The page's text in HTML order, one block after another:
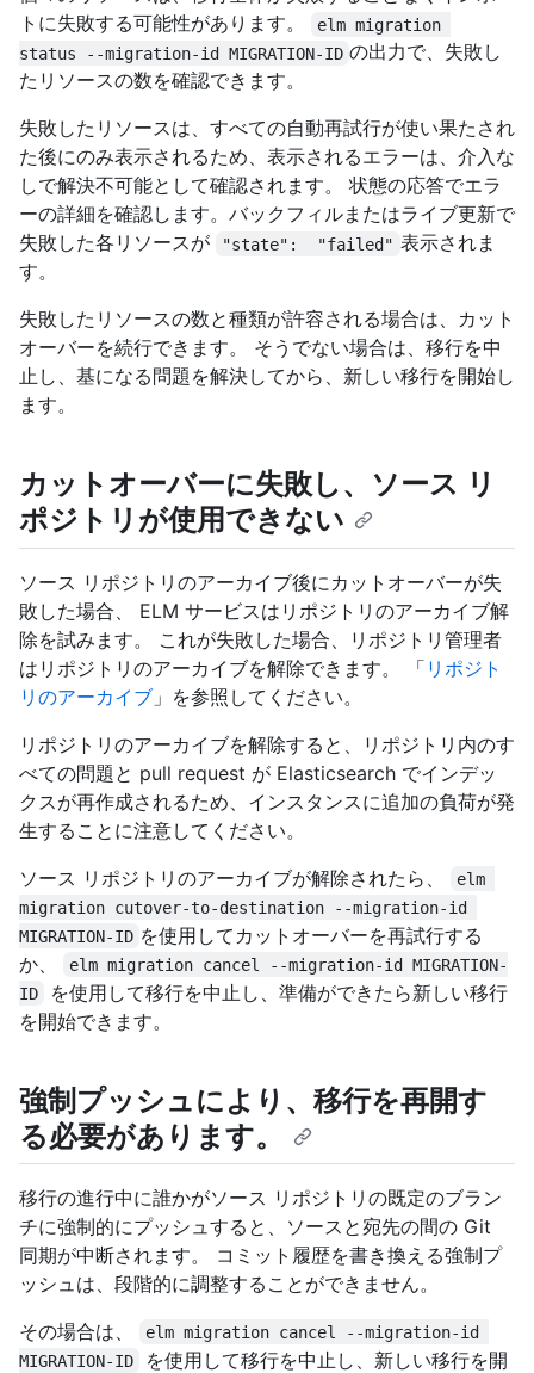
トに失敗する可能性があります。
elm migration
status --migration-id MIGRATION-ID の出力で、失敗し
たリソースの数を確認できます。
失敗したリソースは、すべての自動再試行が使い果たされ
た後にのみ表示されるため、表示されるエラーは、介入な
しで解決不可能として確認されます。 状態の応答でエラ
ーの詳細を確認します。バックフィルまたはライブ更新で
失敗した各リソースが
"state":  "failed" 表示されま
す。
失敗したリソースの数と種類が許容される場合は、カット
オーバーを続行できます。 そうでない場合は、移行を中
止し、基になる問題を解決してから、新しい移行を開始し
ます。
カットオーバーに失敗し、ソース リ
ポジトリが使用できない
ソース リポジトリのアーカイブ後にカットオーバーが失
敗した場合、 ELM サービスはリポジトリのアーカイブ解
除を試みます。 これが失敗した場合、リポジトリ管理者
はリポジトリのアーカイブを解除できます。 「 リポジト
リのアーカイブ 」を参照してください。
リポジトリのアーカイブを解除すると、リポジトリ内のす
べての問題と pull request が Elasticsearch でインデッ
クスが再作成されるため、インスタンスに追加の負荷が発
生することに注意してください。
ソース リポジトリのアーカイブが解除されたら、
elm
migration cutover-to-destination --migration-id
MIGRATION-ID を使用してカットオーバーを再試行する
か、
elm migration cancel --migration-id MIGRATION-
ID
を使用して移行を中止し、準備ができたら新しい移行
を開始できます。
強制プッシュにより、移行を再開す
る必要があります。
移行の進行中に誰かがソース リポジトリの既定のブラン
チに強制的にプッシュすると、ソースと宛先の間の Git
同期が中断されます。 コミット履歴を書き換える強制プ
ッシュは、段階的に調整することができません。
その場合は、
elm migration cancel --migration-id
MIGRATION-ID
を使用して移行を中止し、新しい移行を開